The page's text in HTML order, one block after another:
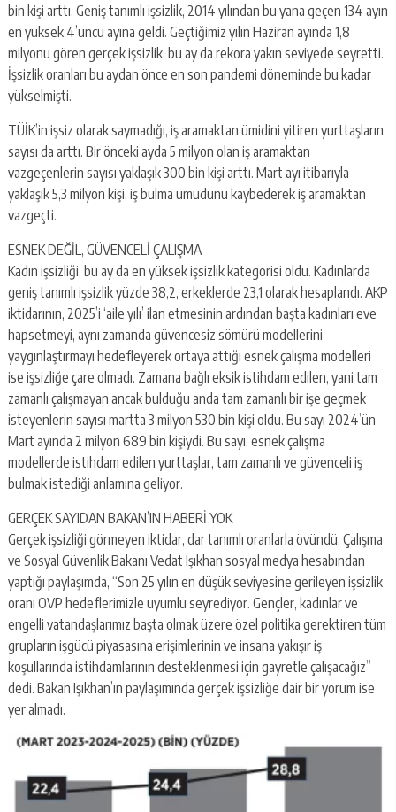
bin kişi arttı. Geniş tanımlı işsizlik, 2014 yılından bu yana geçen 134 ayın
en yüksek 4’üncü ayına geldi. Geçtiğimiz yılın Haziran ayında 1,8
milyonu gören gerçek işsizlik, bu ay da rekora yakın seviyede seyretti.
İşsizlik oranları bu aydan önce en son pandemi döneminde bu kadar
yükselmişti.
TÜİK’in işsiz olarak saymadığı, iş aramaktan ümidini yitiren yurttaşların
sayısı da arttı. Bir önceki ayda 5 milyon olan iş aramaktan
vazgeçenlerin sayısı yaklaşık 300 bin kişi arttı. Mart ayı itibarıyla
yaklaşık 5,3 milyon kişi, iş bulma umudunu kaybederek iş aramaktan
vazgeçti.
ESNEK DEĞİL, GÜVENCELİ ÇALIŞMA
Kadın işsizliği, bu ay da en yüksek işsizlik kategorisi oldu. Kadınlarda
geniş tanımlı işsizlik yüzde 38,2, erkeklerde 23,1 olarak hesaplandı. AKP
iktidarının, 2025’i ‘aile yılı’ ilan etmesinin ardından başta kadınları eve
hapsetmeyi, aynı zamanda güvencesiz sömürü modellerini
yaygınlaştırmayı hedefleyerek ortaya attığı esnek çalışma modelleri
ise işsizliğe çare olmadı. Zamana bağlı eksik istihdam edilen, yani tam
zamanlı çalışmayan ancak bulduğu anda tam zamanlı bir işe geçmek
isteyenlerin sayısı martta 3 milyon 530 bin kişi oldu. Bu sayı 2024’ün
Mart ayında 2 milyon 689 bin kişiydi. Bu sayı, esnek çalışma
modellerde istihdam edilen yurttaşlar, tam zamanlı ve güvenceli iş
bulmak istediği anlamına geliyor.
GERÇEK SAYIDAN BAKAN’IN HABERİ YOK
Gerçek işsizliği görmeyen iktidar, dar tanımlı oranlarla övündü. Çalışma
ve Sosyal Güvenlik Bakanı Vedat Işıkhan sosyal medya hesabından
yaptığı paylaşımda, “Son 25 yılın en düşük seviyesine gerileyen işsizlik
oranı OVP hedeflerimizle uyumlu seyrediyor. Gençler, kadınlar ve
engelli vatandaşlarımız başta olmak üzere özel politika gerektiren tüm
grupların işgücü piyasasına erişimlerinin ve insana yakışır iş
koşullarında istihdamlarının desteklenmesi için gayretle çalışacağız”
dedi. Bakan Işıkhan’ın paylaşımında gerçek işsizliğe dair bir yorum ise
yer almadı.